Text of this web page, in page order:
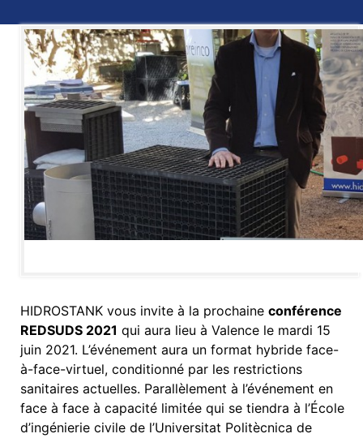
HIDROSTANK vous invite à la prochaine conférence
REDSUDS 2021 qui aura lieu à Valence le mardi 15
juin 2021. L’événement aura un format hybride face-
à-face-virtuel, conditionné par les restrictions
sanitaires actuelles. Parallèlement à l’événement en
face à face à capacité limitée qui se tiendra à l’École
d’ingénierie civile de l’Universitat Politècnica de